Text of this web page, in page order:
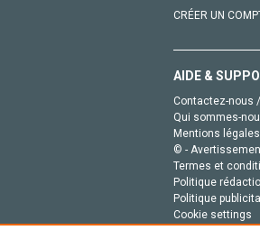
CRÉER UN
AIDE &
Contactez-nous /
Qui sommes-
Mentions légales
© -
Termes et
Politique
Politique
Cookie settings